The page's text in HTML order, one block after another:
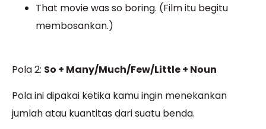
That movie was so boring. (Film itu begitu
membosankan.)
Pola 2: So + Many/Much/Few/Little + Noun
Pola ini dipakai ketika kamu ingin menekankan
jumlah atau kuantitas dari suatu benda.